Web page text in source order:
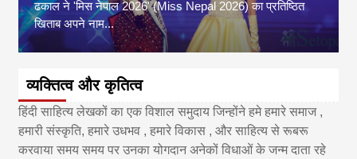
ढकाल ने 'मिस नेपाल 2026' (Miss Nepal 2026) का प्रतिष्ठित
खिताब अपने नाम...
व्यक्तित्व और कृतित्व
हिंदी साहित्य लेखकों का एक विशाल समुदाय जिन्होंने हमे हमारे समाज ,
हमारी संस्कृति, हमारे उधभव , हमारे विकास , और साहित्य से रूबरू
करवाया समय समय पर उनका योगदान अनेकों विधाओं के जन्म दाता रहे